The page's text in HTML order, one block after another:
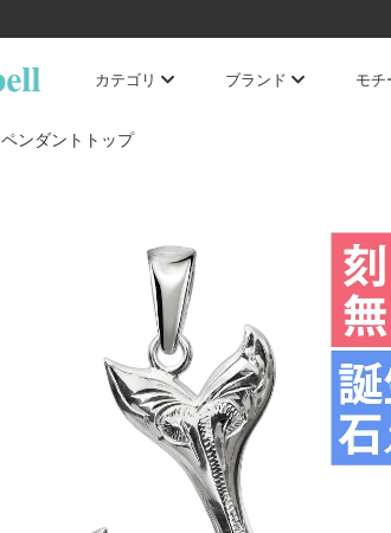
カテゴリ ブランド モチ
ペンダントトップ